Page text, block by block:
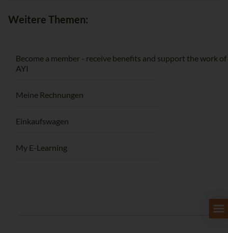
Weitere Themen:
Become a member - receive benefits and support the work of
AYI
Meine Rechnungen
Einkaufswagen
My E-Learning